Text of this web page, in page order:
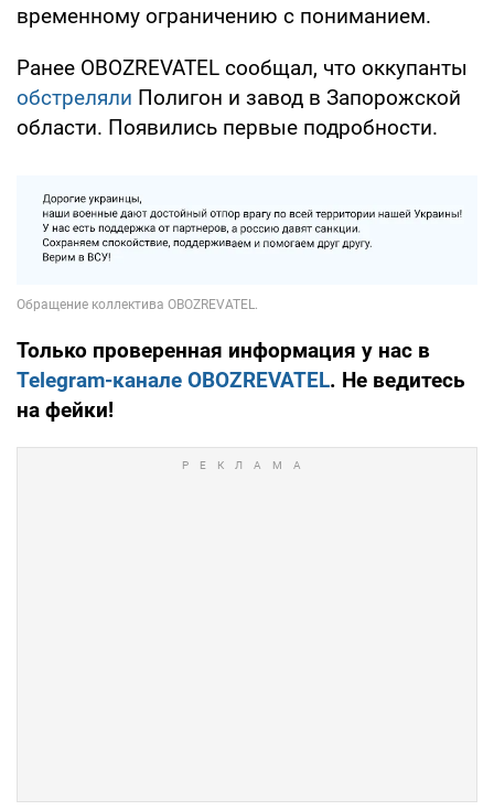
временному ограничению с пониманием.
Ранее OBOZREVATEL сообщал, что оккупанты
обстреляли Полигон и завод в Запорожской
области. Появились первые подробности.
Только проверенная информация у нас в
Telegram-канале OBOZREVATEL. Не ведитесь
на фейки!